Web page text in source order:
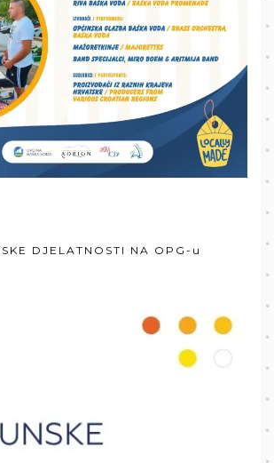
DJELATNOSTI NA OPG-u